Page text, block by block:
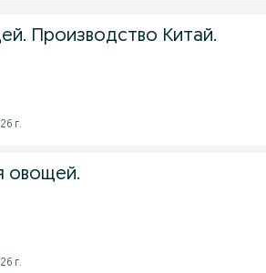
Производство Китай.
г.
овощей.
г.